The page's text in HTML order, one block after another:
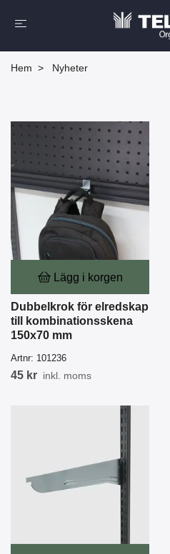
Hem Nyheter
Lägg i korgen
Dubbelkrok för elredskap
till kombinationsskena
150x70 mm
Artnr: 101236
45 kr inkl. moms